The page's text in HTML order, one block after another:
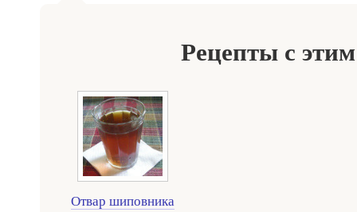
Рецепты с
Отвар шиповника